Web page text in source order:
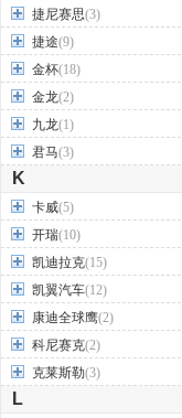
捷尼赛思(3)
捷途(9)
金杯(18)
金龙(2)
九龙(1)
君马(3)
K
卡威(5)
开瑞(10)
凯迪拉克(15)
凯翼汽车(12)
康迪全球鹰(2)
科尼赛克(2)
克莱斯勒(3)
L